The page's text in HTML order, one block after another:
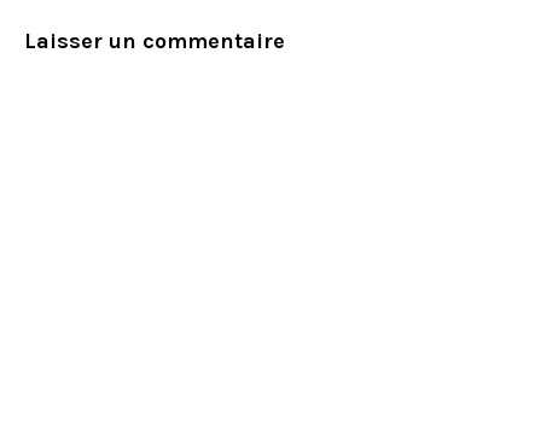
Laisser un commentaire